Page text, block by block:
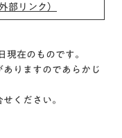
部リンク）
在のものです。
りますのであらかじ
ください。